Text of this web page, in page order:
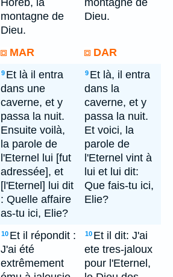
Horeb, la
montagne de
Dieu.
montagne de
Dieu.
MAR DAR
9 Et là il entra
dans une
caverne, et y
passa la nuit.
Ensuite voilà,
la parole de
l'Eternel lui [fut
adressée], et
[l'Eternel] lui dit
: Quelle affaire
as-tu ici, Elie?
9 Et là, il entra
dans la
caverne, et y
passa la nuit.
Et voici, la
parole de
l'Eternel vint à
lui et lui dit:
Que fais-tu ici,
Elie?
10 Et il répondit :
J'ai été
extrêmement
10 Et il dit: J'ai
ete tres-jaloux
pour l'Eternel,